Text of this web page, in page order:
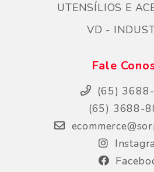
UTENSÍLIOS E
VD -
Fale
(65)
(65) 3688-